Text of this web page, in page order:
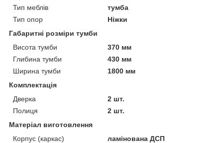
Тип меблів
тумба
Тип опор
Ніжки
Габаритні розміри тумби
Висота тумби
370 мм
Глибина тумби
430 мм
Ширина тумби
1800 мм
Комплектація
Дверка
2 шт.
Полиця
2 шт.
Матеріал виготовлення
Корпус (каркас)
ламінована ДСП